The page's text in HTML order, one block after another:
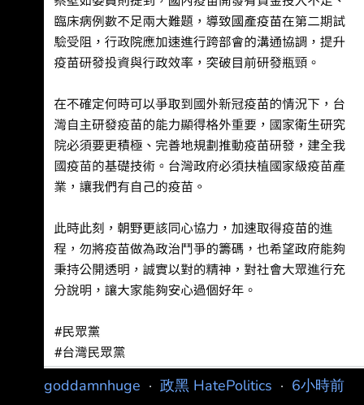
goddamnhuge · 政黑 HatePolitics · 6小時前